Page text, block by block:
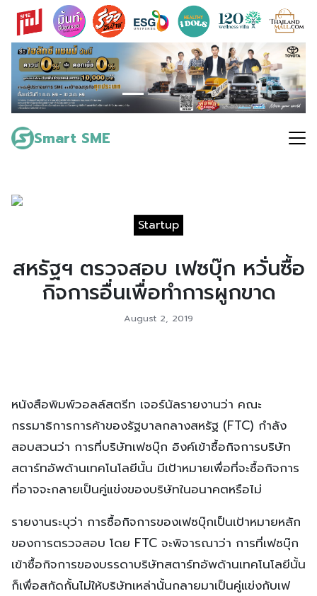
Skip
content
Smart SME
Search
for:
Startup
สหรัฐฯ ตรวจสอบ เฟซบุ๊ก หวั่นซื้อ
กิจการอื่นเพื่อทำการผูกขาด
August 2, 2019
หนังสือพิมพ์วอลล์สตรีท เจอร์นัลรายงานว่า คณะ
กรรมาธิการการค้าของรัฐบาลกลางสหรัฐ (FTC) กำลัง
สอบสวนว่า การที่บริษัทเฟซบุ๊ก อิงค์เข้าซื้อกิจการบริษัท
สตาร์ทอัพด้านเทคโนโลยีนั้น มีเป้าหมายเพื่อที่จะซื้อกิจการ
ที่อาจจะกลายเป็นคู่แข่งของบริษัทในอนาคตหรือไม่
รายงานระบุว่า การซื้อกิจการของเฟซบุ๊กเป็นเป้าหมายหลัก
ของการตรวจสอบ โดย FTC จะพิจารณาว่า การที่เฟซบุ๊ก
เข้าซื้อกิจการของบรรดาบริษัทสตาร์ทอัพด้านเทคโนโลยีนั้น
ก็เพื่อสกัดกั้นไม่ให้บริษัทเหล่านั้นกลายมาเป็นคู่แข่งกับเฟ